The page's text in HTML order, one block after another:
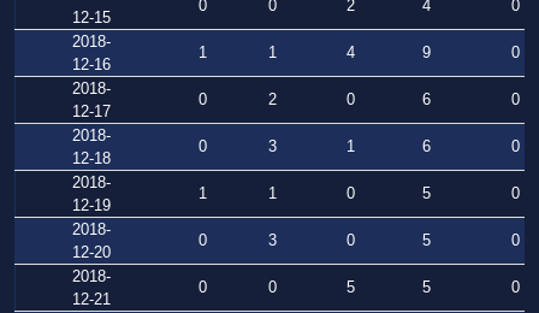
12-15
0 0 2 4
0
2018-
12-16
1 1 4 9
0
2018-
12-17
0 2 0 6
0
2018-
12-18
0 3 1 6
0
2018-
12-19
1 1 0 5
0
2018-
12-20
0 3 0 5
0
2018-
12-21
0 0 5 5
0